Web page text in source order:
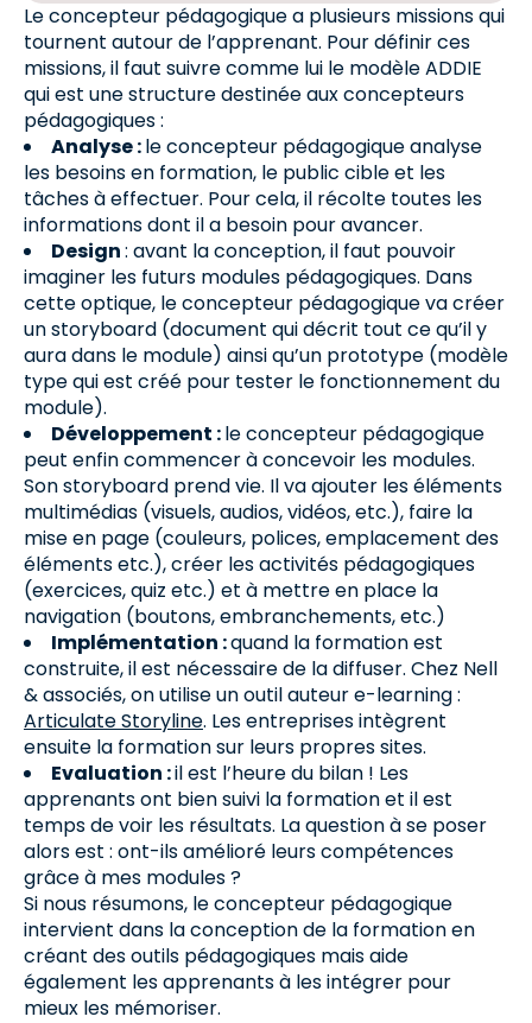
Le concepteur pédagogique a plusieurs missions qui
tournent autour de l’apprenant. Pour définir ces
missions, il faut suivre comme lui le modèle ADDIE
qui est une structure destinée aux concepteurs
pédagogiques :
Analyse :le concepteur pédagogique analyse
les besoins en formation, le public cible et les
tâches à effectuer. Pour cela, il récolte toutes les
informations dont il a besoin pour avancer.
Design: avant la conception, il faut pouvoir
imaginer les futurs modules pédagogiques. Dans
cette optique, le concepteur pédagogique va créer
un storyboard (document qui décrit tout ce qu’il y
aura dans le module) ainsi qu’un prototype (modèle
type qui est créé pour tester le fonctionnement du
module).
Développement :le concepteur pédagogique
peut enfin commencer à concevoir les modules.
Son storyboard prend vie. Il va ajouter les éléments
multimédias (visuels, audios, vidéos, etc.), faire la
mise en page (couleurs, polices, emplacement des
éléments etc.), créer les activités pédagogiques
(exercices, quiz etc.) et à mettre en place la
navigation (boutons, embranchements, etc.)
Implémentation :quand la formation est
construite, il est nécessaire de la diffuser. Chez Nell
& associés, on utilise un outil auteur e-learning :
Articulate Storyline. Les entreprises intègrent
ensuite la formation sur leurs propres sites.
Evaluation :il est l’heure du bilan ! Les
apprenants ont bien suivi la formation et il est
temps de voir les résultats. La question à se poser
alors est : ont-ils amélioré leurs compétences
grâce à mes modules ?
Si nous résumons, le concepteur pédagogique
intervient dans la conception de la formation en
créant des outils pédagogiques mais aide
également les apprenants à les intégrer pour
mieux les mémoriser.